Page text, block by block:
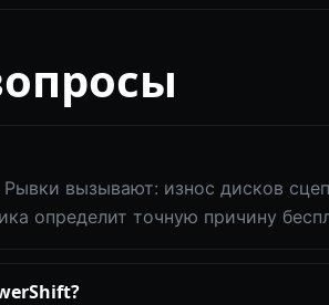
вызывают: износ дисков
определит точную причину